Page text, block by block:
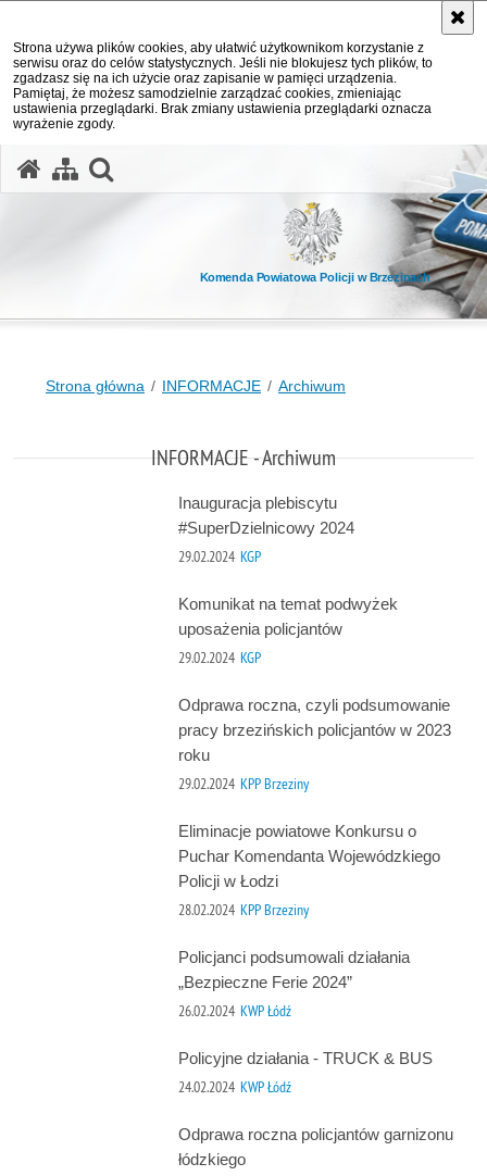
Strona używa plików cookies, aby ułatwić użytkownikom korzystanie z
serwisu oraz do celów statystycznych. Jeśli nie blokujesz tych plików, to
zgadzasz się na ich użycie oraz zapisanie w pamięci urządzenia.
Pamiętaj, że możesz samodzielnie zarządzać cookies, zmieniając
ustawienia przeglądarki. Brak zmiany ustawienia przeglądarki oznacza
wyrażenie zgody.
Komenda Powiatowa Policji w Brzezinach
Strona główna INFORMACJE Archiwum
INFORMACJE - Archiwum
Inauguracja plebiscytu
#SuperDzielnicowy 2024
29.02.2024 KGP
Komunikat na temat podwyżek
uposażenia policjantów
29.02.2024 KGP
Odprawa roczna, czyli podsumowanie
pracy brzezińskich policjantów w 2023
roku
29.02.2024 KPP Brzeziny
Eliminacje powiatowe Konkursu o
Puchar Komendanta Wojewódzkiego
Policji w Łodzi
28.02.2024 KPP Brzeziny
Policjanci podsumowali działania
„Bezpieczne Ferie 2024”
26.02.2024 KWP Łódź
Policyjne działania - TRUCK & BUS
24.02.2024 KWP Łódź
Odprawa roczna policjantów garnizonu
łódzkiego